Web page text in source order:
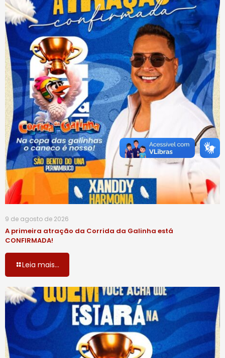
9 de agosto de 2026
A primeira atração da Corrida da Galinha está
CONFIRMADA!
Leia mais...